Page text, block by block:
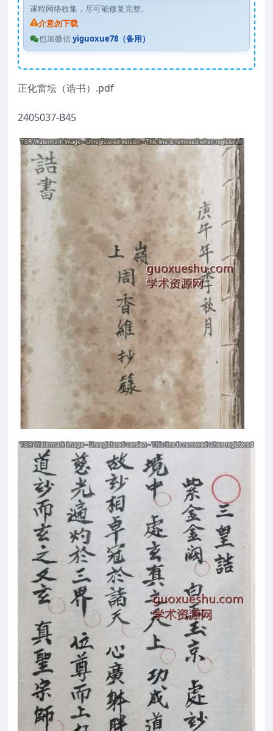
课程网络收集，尽可能修复完整。
介意勿下载
也加微信yiguoxue78（备用）
正化雷坛（诰书）.pdf
2405037-B45